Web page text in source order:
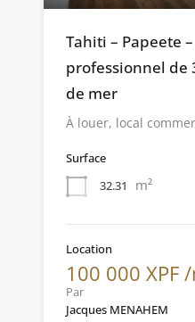
Tahiti – Papeete
professionnel de
de mer
À louer, local
Surface
32.31
m²
Location
100 000 XPF
Par
Jacques MENAHEM